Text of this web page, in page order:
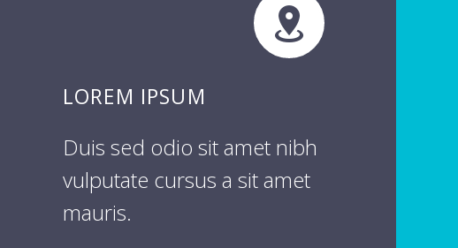


LOREM IPSUM
Duis sed odio sit amet nibh
vulputate cursus a sit amet
mauris.